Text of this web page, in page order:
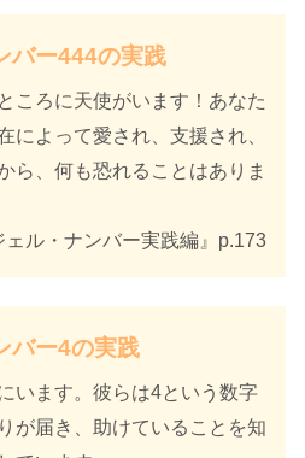
バー444の実践
ころに天使がいます！あなた
によって愛され、支援され、
ら、何も恐れることはありま
ェル・ナンバー実践編』p.173
バー4の実践
います。彼らは4という数字
が届き、助けていることを知